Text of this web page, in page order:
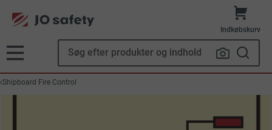
Indkøbskurv
Shipboard Fire Control